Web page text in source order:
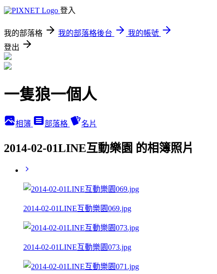
登入
我的部落格 我的部落格後台
我的帳號
登出
一隻狼一個人
相簿 部落格 名片
2014-02-01LINE互動樂園 的相簿照片
2014-02-01LINE互動樂園069.jpg
2014-02-01LINE互動樂園073.jpg